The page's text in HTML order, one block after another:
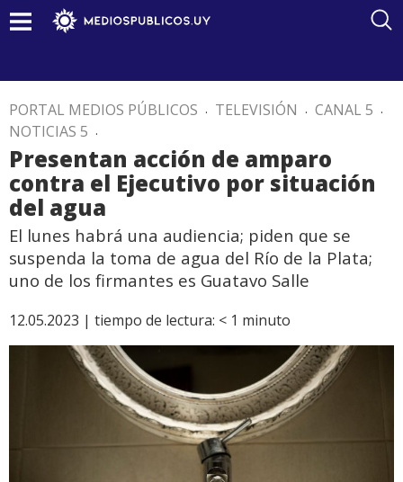
PORTAL MEDIOS PÚBLICOS . TELEVISIÓN . CANAL 5 .
NOTICIAS 5 .
Presentan acción de amparo
contra el Ejecutivo por situación
del agua
El lunes habrá una audiencia; piden que se
suspenda la toma de agua del Río de la Plata;
uno de los firmantes es Guatavo Salle
12.05.2023 | tiempo de lectura: < 1 minuto